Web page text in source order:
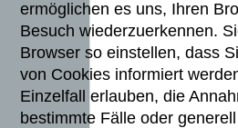
ermöglichen es uns, Ihren
Besuch wiederzuerkennen.
Browser so einstellen, dass
von Cookies informiert
Einzelfall erlauben, die
bestimmte Fälle oder